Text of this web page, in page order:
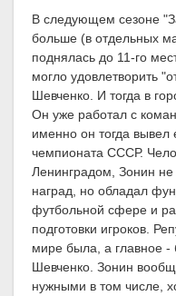
В следующем сезоне
больше (в отдельных
поднялась до 11-го
могло удовлетворить
Шевченко. И тогда в
Он уже работал с
именно он тогда вывел
чемпионата СССР.
Ленинградом, Зонин не
наград, но обладал
футбольной сфере и
подготовки игроков.
мире была, а главное
Шевченко. Зонин
нужными в том числе,